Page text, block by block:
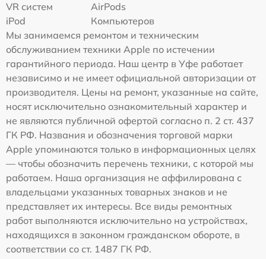
VR систем
AirPods
iPod
Компьютеров
Мы занимаемся ремонтом и техническим
обслуживанием техники Apple по истечении
гарантийного периода. Наш центр в Уфе работает
независимо и не имеет официальной авторизации от
производителя. Цены на ремонт, указанные на сайте,
носят исключительно ознакомительный характер и
не являются публичной офертой согласно п. 2 ст. 437
ГК РФ. Названия и обозначения торговой марки
Apple упоминаются только в информационных целях
— чтобы обозначить перечень техники, с которой мы
работаем. Наша организация не аффилирована с
владельцами указанных товарных знаков и не
представляет их интересы. Все виды ремонтных
работ выполняются исключительно на устройствах,
находящихся в законном гражданском обороте, в
соответствии со ст. 1487 ГК РФ.